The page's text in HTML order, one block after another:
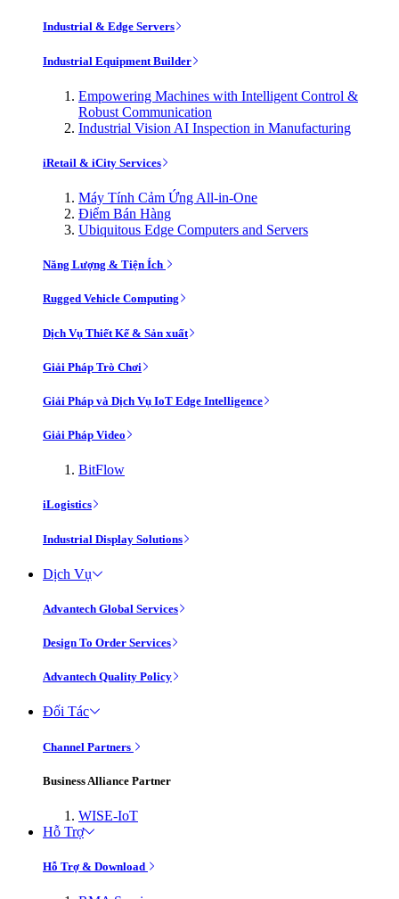
Industrial & Edge Servers
Industrial Equipment Builder
Empowering Machines with Intelligent Control &
Robust Communication
Industrial Vision AI Inspection in Manufacturing
iRetail & iCity Services
Máy Tính Cảm Ứng All-in-One
Điểm Bán Hàng
Ubiquitous Edge Computers and Servers
Năng Lượng & Tiện Ích
Rugged Vehicle Computing
Dịch Vụ Thiết Kế & Sản xuất
Giải Pháp Trò Chơi
Giải Pháp và Dịch Vụ IoT Edge Intelligence
Giải Pháp Video
BitFlow
iLogistics
Industrial Display Solutions
Dịch Vụ
Advantech Global Services
Design To Order Services
Advantech Quality Policy
Đối Tác
Channel Partners
Business Alliance Partner
WISE-IoT
Hỗ Trợ
Hỗ Trợ & Download